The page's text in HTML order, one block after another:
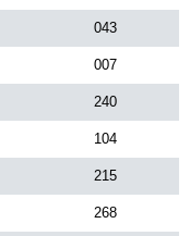
043
007
240
104
215
268